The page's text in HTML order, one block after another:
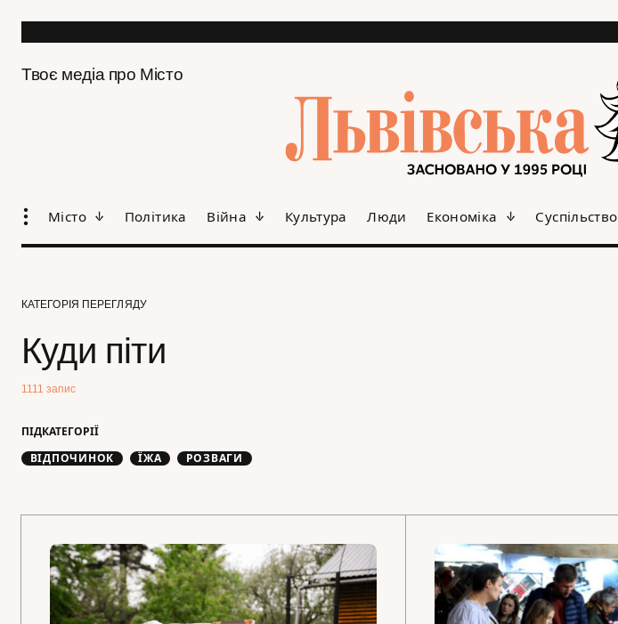
Твоє медіа про Місто
Місто Політика Війна Культура Люди Економіка Суспільство
КАТЕГОРІЯ ПЕРЕГЛЯДУ
Куди піти
1111 запис
ПІДКАТЕГОРІЇ
ВІДПОЧИНОК
ЇЖА РОЗВАГИ